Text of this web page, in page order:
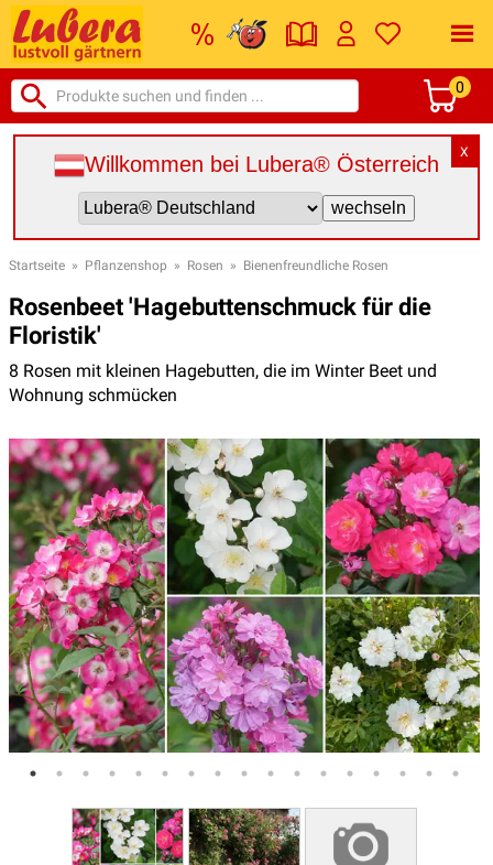
0
X
Willkommen bei Lubera® Österreich
Startseite » Pflanzenshop » Rosen » Bienenfreundliche Rosen
Rosenbeet 'Hagebuttenschmuck für die
Floristik'
8 Rosen mit kleinen Hagebutten, die im Winter Beet und
Wohnung schmücken